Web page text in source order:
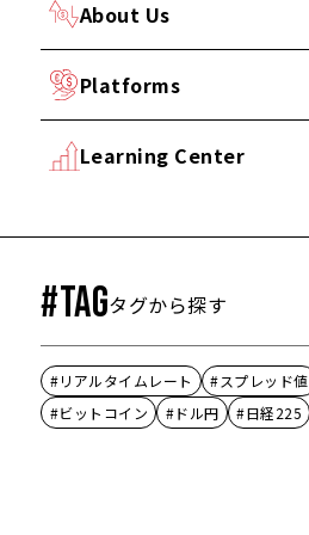
About Us
Platforms
Learning Center
#TAGタグから探す
#リアルタイムレート #スプレッド値
#ビットコイン
#ドル円 #日経225